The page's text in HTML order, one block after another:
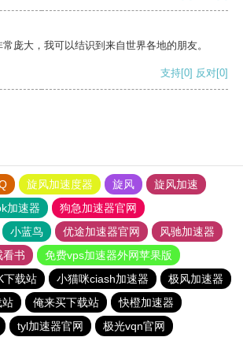
庞大，我可以结识到来自世界各地的朋友。
支持[0] 反对[0]
旋风加速度器 旋风
旋风加速
加速器
狗急加速器官网
小蓝鸟 优途加速器官网
风驰加速器
看书
免费vps加速器外网苹果版
下载站 小猫咪ciash加速器
极风加速器
站 俺来买下载站
快橙加速器
tyl加速器官网 极光vqn官网